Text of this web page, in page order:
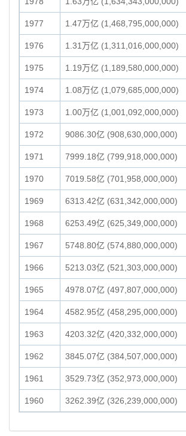
1977 1.47万亿 (1,468,795,000,000)
1976 1.31万亿 (1,311,016,000,000)
1975 1.19万亿 (1,189,580,000,000)
1974 1.08万亿 (1,079,685,000,000)
1973 1.00万亿 (1,001,092,000,000)
1972 9086.30亿 (908,630,000,000)
1971 7999.18亿 (799,918,000,000)
1970 7019.58亿 (701,958,000,000)
1969 6313.42亿 (631,342,000,000)
1968 6253.49亿 (625,349,000,000)
1967 5748.80亿 (574,880,000,000)
1966 5213.03亿 (521,303,000,000)
1965 4978.07亿 (497,807,000,000)
1964 4582.95亿 (458,295,000,000)
1963 4203.32亿 (420,332,000,000)
1962 3845.07亿 (384,507,000,000)
1961 3529.73亿 (352,973,000,000)
1960 3262.39亿 (326,239,000,000)